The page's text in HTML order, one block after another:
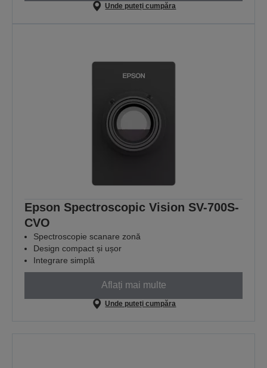
Unde puteți cumpăra
Epson Spectroscopic Vision SV-700S-
CVO
Spectroscopie scanare zonă
Design compact și ușor
Integrare simplă
Aflați mai multe
Unde puteți cumpăra